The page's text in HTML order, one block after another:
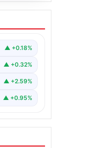
birçok…
▲ +0.18%
▲ +0.32%
▲ +2.59%
▲ +0.95%